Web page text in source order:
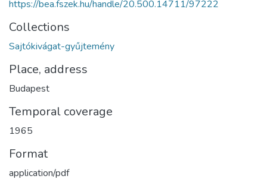
https://bea.fszek.hu/handle/20.500.14711/97222
Collections
Sajtókivágat-gyűjtemény
Place, address
Budapest
Temporal coverage
1965
Format
application/pdf